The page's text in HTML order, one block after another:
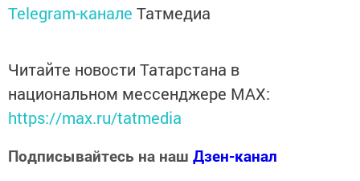
Telegram-канале Татмедиа
Читайте новости Татарстана в
национальном мессенджере MАХ:
https://max.ru/tatmedia
Подписывайтесь на наш Дзен-канал